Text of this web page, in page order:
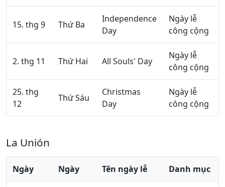
15. thg 9 Thứ Ba
Independence
Day
Ngày lễ
công cộng
2. thg 11 Thứ Hai All Souls' Day
Ngày lễ
công cộng
25. thg
12
Thứ Sáu
Christmas
Day
Ngày lễ
công cộng
La Unión
Ngày Ngày Tên ngày lễ Danh mục